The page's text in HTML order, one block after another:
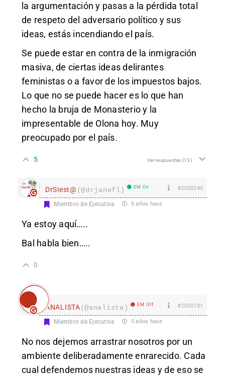
la argumentación y pasas a la pérdida total
de respeto del adversario político y sus
ideas, estás incendiando el país.
Se puede estar en contra de la inmigración
masiva, de ciertas ideas delirantes
feministas o a favor de los impuestos bajos.
Lo que no se puede hacer es lo que han
hecho la bruja de Monasterio y la
impresentable de Olona hoy. Muy
preocupado por el país.
5 Ver respuestas (13)
DrSiest@ (@drjanefl) EM On #2050245
Miembro de Ejecutiva 5 años hace
Ya estoy aquí…..
Bal habla bien…..
0
ANALISTA(@analista) EM Off #2050181
Miembro de Ejecutiva 5 años hace
No nos dejemos arrastrar nosotros por un
ambiente deliberadamente enrarecido. Cada
cual defendemos nuestras ideas y de eso se